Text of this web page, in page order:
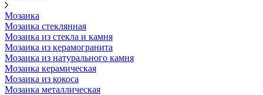
Мозаика
Мозаика стеклянная
Мозаика из стекла и камня
Мозаика из керамогранита
Мозаика из натурального камня
Мозаика керамическая
Мозаика из кокоса
Мозаика металлическая